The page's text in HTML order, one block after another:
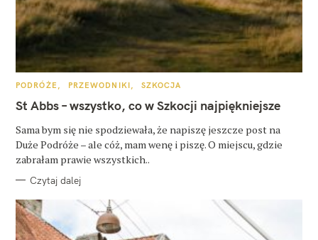
K
T
E
O
R
I
PODRÓŻE PRZEWODNIKI SZKOCJA
St Abbs – wszystko, co w Szkocji najpiękniejsze
Sama bym się nie spodziewała, że napiszę jeszcze post na
Duże Podróże – ale cóż, mam wenę i piszę. O miejscu, gdzie
zabrałam prawie wszystkich..
Czytaj dalej